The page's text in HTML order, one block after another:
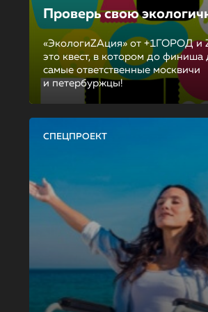
Проверь свою
«ЭкологиZAция» от +1ГОРОД и
это квест, в котором до финиша
самые ответственные москвичи
и петербуржцы!
СПЕЦПРОЕКТ